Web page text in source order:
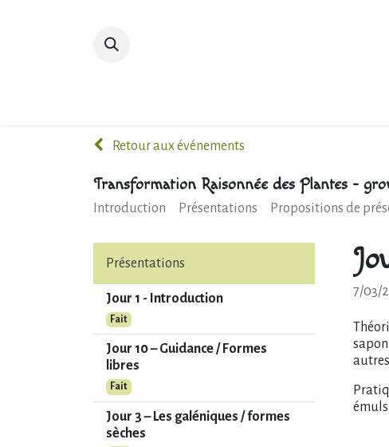
Retour aux événements
Transformation Raisonnée des Plantes -
Introduction
Présentations Propositions de
Présentations
Jour 1 - Introduction
Fait
Jour 10 – Guidance / Formes
libres
Fait
Jour 3 – Les galéniques / formes
sèches
7/03/